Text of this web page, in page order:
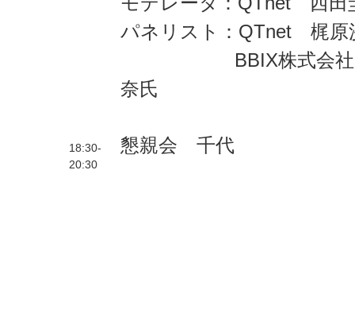
パネリスト：QTnet 梶
BBIX株式会社 安
奈氏
18:30-
20:30
懇親会 千代